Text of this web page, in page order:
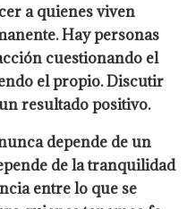
a quienes viven
Hay personas
cuestionando el
el propio. Discutir
resultado positivo.
depende de un
de la tranquilidad
entre lo que se